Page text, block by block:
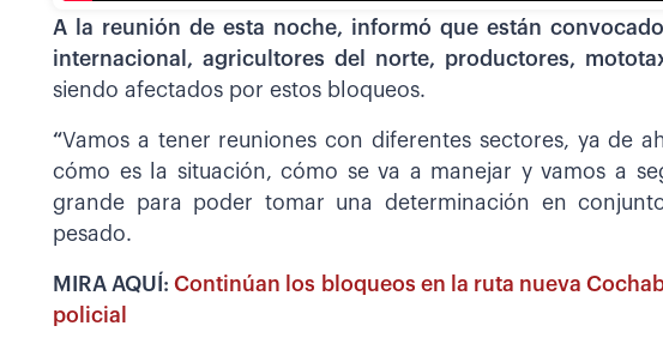
A la reunión de esta noche, informó que están
internacional, agricultores del norte, productores,
siendo afectados por estos bloqueos.
“Vamos a tener reuniones con diferentes sectores, ya de
cómo es la situación, cómo se va a manejar y vamos a
grande para poder tomar una determinación en
pesado.
MIRA AQUÍ:Continúan los bloqueos en la ruta nueva
policial